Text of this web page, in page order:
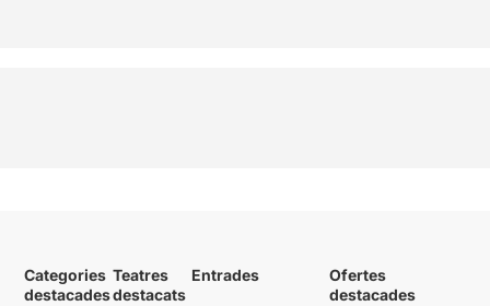
Categories
destacades
Teatres
destacats
Entrades
Ofertes
destacades